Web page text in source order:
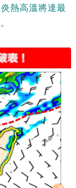
熱高溫將達最